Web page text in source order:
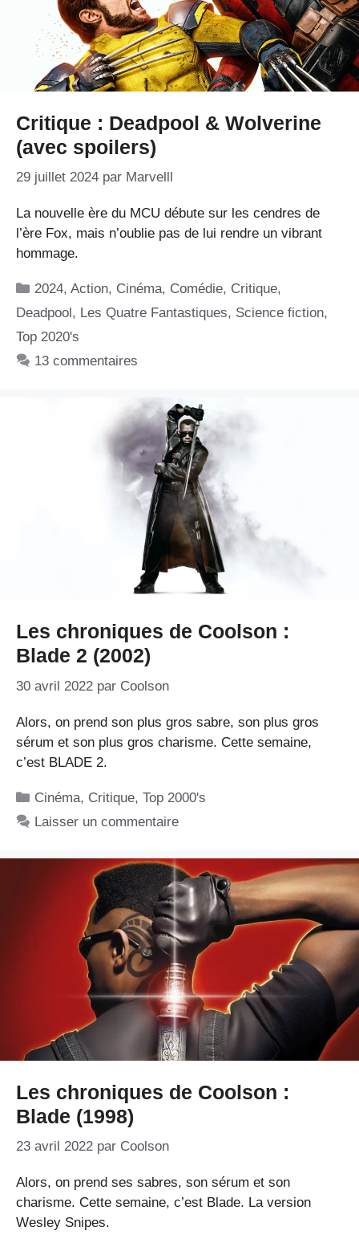
Critique : Deadpool & Wolverine
(avec spoilers)
29 juillet 2024 par Marvelll
La nouvelle ère du MCU débute sur les cendres de
l’ère Fox, mais n’oublie pas de lui rendre un vibrant
hommage.
Catégories
2024,Action, Cinéma, Comédie, Critique,
Deadpool , Les Quatre Fantastiques, Science fiction,
Top 2020's
13 commentaires
Les chroniques de Coolson :
Blade 2 (2002)
30 avril 2022 par Coolson
Alors, on prend son plus gros sabre, son plus gros
sérum et son plus gros charisme. Cette semaine,
c’est BLADE 2.
Catégories
Cinéma, Critique,Top 2000's
Laisser un commentaire
Les chroniques de Coolson :
Blade (1998)
23 avril 2022 par Coolson
Alors, on prend ses sabres, son sérum et son
charisme. Cette semaine, c’est Blade. La version
Wesley Snipes.